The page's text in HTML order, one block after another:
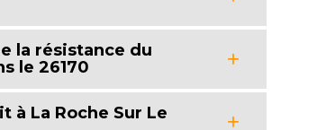
la résistance du
le 26170
à La Roche Sur Le